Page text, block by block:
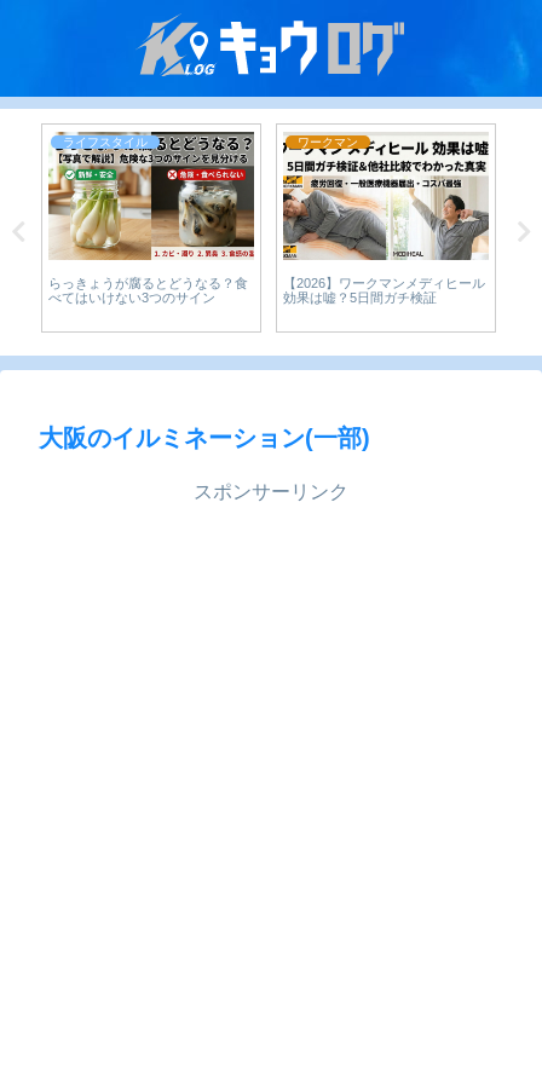
ライフスタイル
らっきょうが腐るとどうなる？食
べてはいけない3つのサイン
ワークマン
【2026】ワークマンメディヒール
効果は嘘？5日間ガチ検証
大阪のイルミネーション(一部)
スポンサーリンク